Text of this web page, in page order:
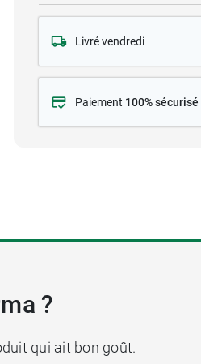
Livré vendredi
Paiement 100% sécurisé
?
qui ait bon goût.